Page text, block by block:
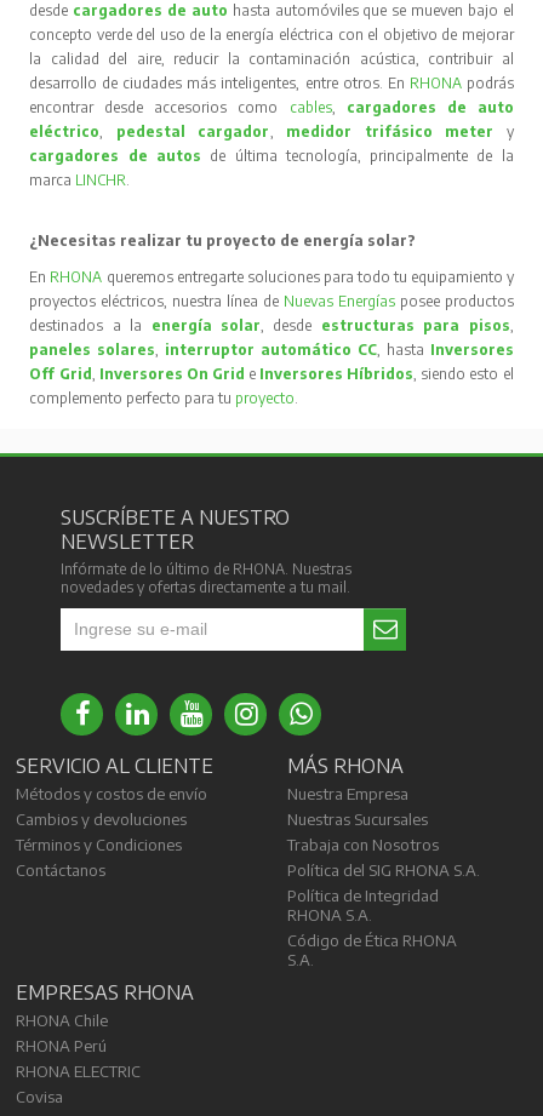
desde cargadores de auto hasta automóviles que se mueven bajo el
concepto verde del uso de la energía eléctrica con el objetivo de mejorar
la calidad del aire, reducir la contaminación acústica, contribuir al
desarrollo de ciudades más inteligentes, entre otros. En RHONA podrás
encontrar desde accesorios como cables, cargadores de auto
eléctrico, pedestal cargador, medidor trifásico meter
y
cargadores de autos de última tecnología, principalmente de la
marca LINCHR.
¿Necesitas realizar tu proyecto de energía solar?
En RHONA queremos entregarte soluciones para todo tu equipamiento y
proyectos eléctricos, nuestra línea de Nuevas Energíasposee productos
destinados a la energía solar, desde estructuras para pisos,
paneles solares, interruptor automático CC, hasta Inversores
Off Grid, Inversores On Grid e Inversores Híbridos, siendo esto el
complemento perfecto para tu proyecto.
SUSCRÍBETE A NUESTRO
NEWSLETTER
Infórmate de lo último de RHONA. Nuestras
novedades y ofertas directamente a tu mail.
SERVICIO AL CLIENTE
Métodos y costos de envío
Cambios y devoluciones
Términos y Condiciones
Contáctanos
MÁS RHONA
Nuestra Empresa
Nuestras Sucursales
Trabaja con Nosotros
Política del SIG RHONA S.A.
Política de Integridad
RHONA S.A.
Código de Ética RHONA
S.A.
EMPRESAS RHONA
RHONA Chile
RHONA Perú
RHONA ELECTRIC
Covisa